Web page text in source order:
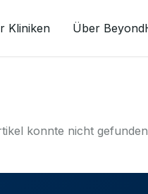
Kliniken Über
konnte nicht